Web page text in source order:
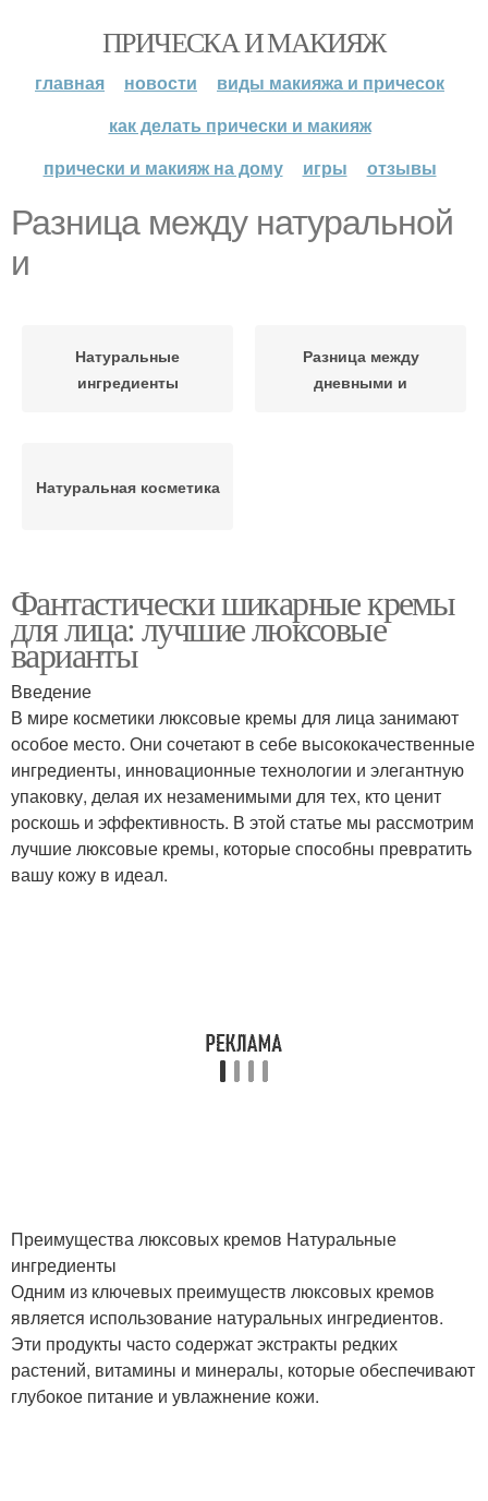
ПРИЧЕСКА И МАКИЯЖ
главная новости
виды макияжа и причесок
как делать прически и макияж
прически и макияж на дому
игры отзывы
Разница между натуральной
и
Натуральные
ингредиенты
Разница между
дневными и
Натуральная косметика
Фантастически шикарные кремы
для лица: лучшие люксовые
варианты
Введение
В мире косметики люксовые кремы для лица занимают
особое место. Они сочетают в себе высококачественные
ингредиенты, инновационные технологии и элегантную
упаковку, делая их незаменимыми для тех, кто ценит
роскошь и эффективность. В этой статье мы рассмотрим
лучшие люксовые кремы, которые способны превратить
вашу кожу в идеал.
Преимущества люксовых кремов Натуральные
ингредиенты
Одним из ключевых преимуществ люксовых кремов
является использование натуральных ингредиентов.
Эти продукты часто содержат экстракты редких
растений, витамины и минералы, которые обеспечивают
глубокое питание и увлажнение кожи.